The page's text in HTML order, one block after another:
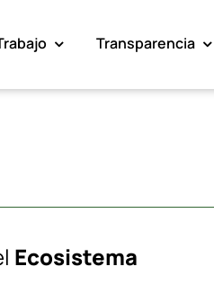
Transparencia
Ecosistema